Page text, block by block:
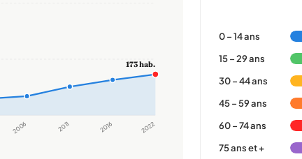
2006 2011 2016 2022
173 hab.
0 – 14 ans
15 – 29 ans
30 – 44 ans
45 – 59 ans
60 – 74 ans
75 ans et +